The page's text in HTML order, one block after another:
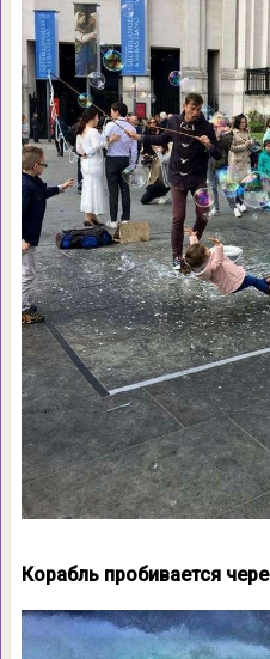
Корабль пробивается